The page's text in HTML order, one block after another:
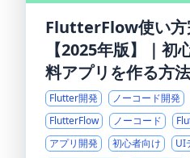
FlutterFlow使い方
【2025年版】｜
料アプリを作る方
Flutter開発 ノーコード開発
FlutterFlow
ノーコード
アプリ開発
初心者向け
UI